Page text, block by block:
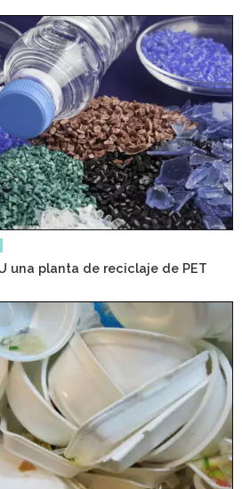
una planta de reciclaje de PET